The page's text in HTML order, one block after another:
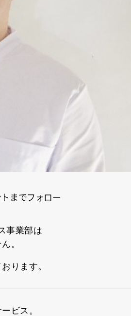
までフォロー
事業部は
。
ります。
ビス。